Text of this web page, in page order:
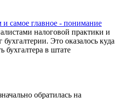
самое главное - понимание
налоговой практики и
Это оказалось куда
бухгалтера в штате
обратилась на